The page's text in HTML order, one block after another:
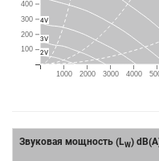
1000 2000 3000 4000
400
300
200
100
2V
3V
4V
Звуковая мощность (LW)